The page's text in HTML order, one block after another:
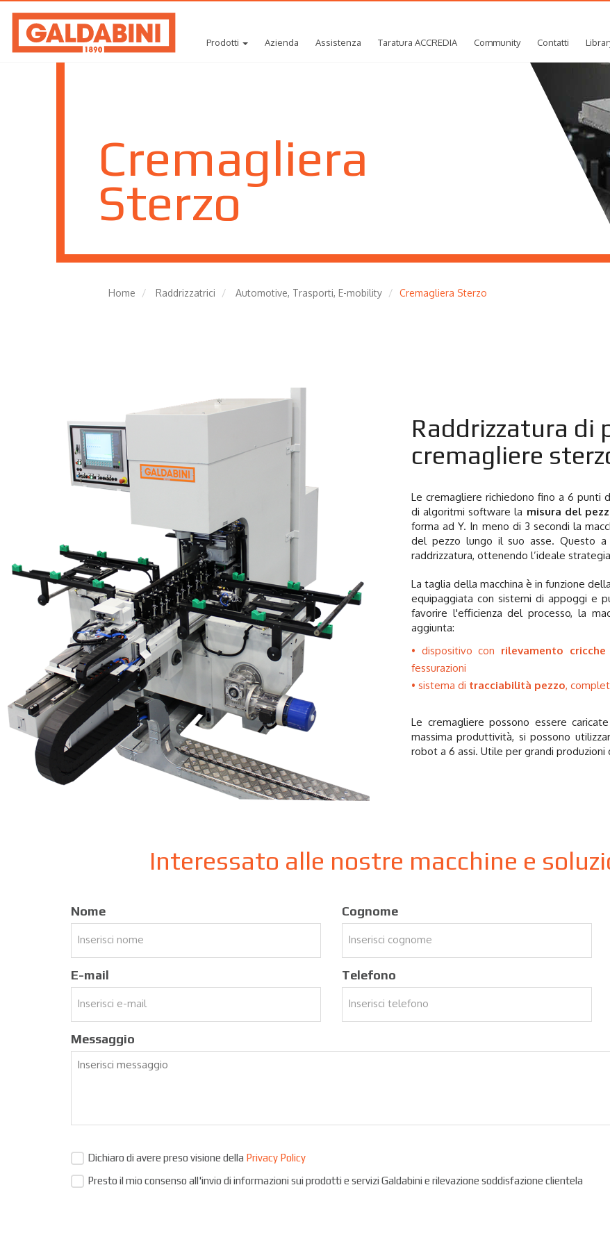
Prodotti Azienda Assistenza Taratura ACCREDIA Community Contatti
Cremagliera
Sterzo
Home Raddrizzatrici Automotive, Trasporti, E-mobility Cremagliera Sterzo
Raddrizzatura di
cremagliere
Le cremagliere richiedono fino a 6 punti
di algoritmi software la misura del
forma ad Y. In meno di 3 secondi la
del pezzo lungo il suo asse. Questo
raddrizzatura, ottenendo l’ideale
La taglia della macchina è in funzione
equipaggiata con sistemi di appoggi e
favorire l'efficienza del processo, la
aggiunta:
dispositivo con rilevamento cricche
fessurazioni
sistema di tracciabilità pezzo,
Le cremagliere possono essere
massima produttività, si possono
robot a 6 assi. Utile per grandi
Interessato alle nostre macchine e
Nome Cognome
E-mail Telefono
Messaggio
Dichiaro di avere preso visione della Privacy Policy
Presto il mio consenso all'invio di informazioni sui prodotti e servizi Galdabini e rilevazione soddisfazione clientela